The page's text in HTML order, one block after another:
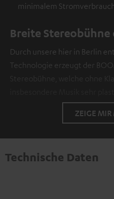
minimalem
Breite
Durch unsere hier in Berlin
Technologie erzeugt der
Stereobühne, welche ohne
ZEIGE MIR
Technische Daten